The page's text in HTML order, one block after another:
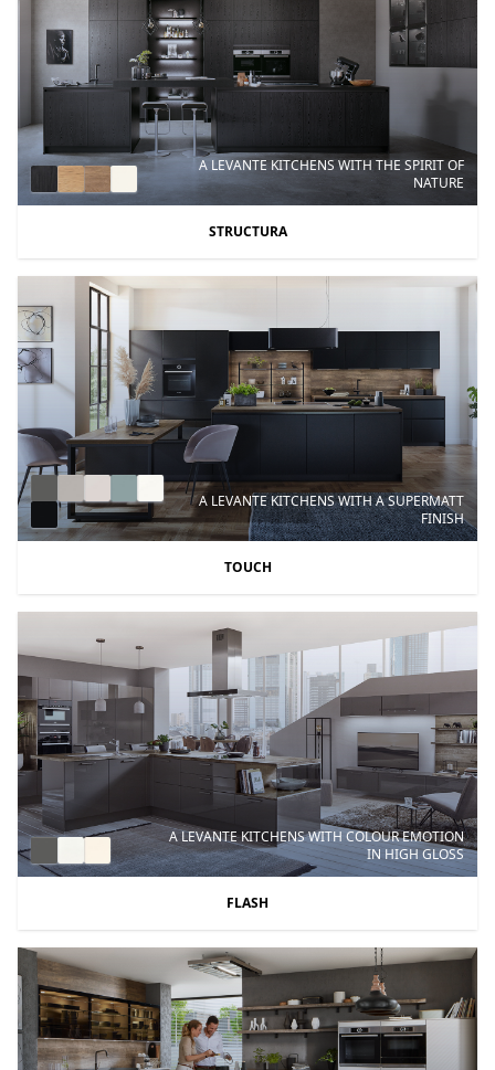
A LEVANTE KITCHENS WITH THE SPIRIT OF
NATURE
STRUCTURA
A LEVANTE KITCHENS WITH A SUPERMATT
FINISH
TOUCH
A LEVANTE KITCHENS WITH COLOUR EMOTION
IN HIGH GLOSS
FLASH